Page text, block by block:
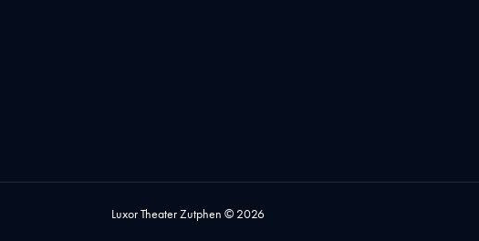
Luxor Theater Zutphen © 2026